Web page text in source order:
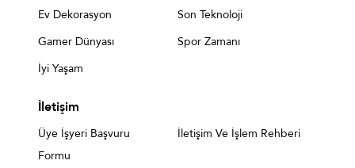
Ev Dekorasyon
Son Teknoloji
Gamer Dünyası
Spor Zamanı
İyi Yaşam
İletişim
Üye İşyeri Başvuru
Formu
İletişim Ve İşlem Rehberi